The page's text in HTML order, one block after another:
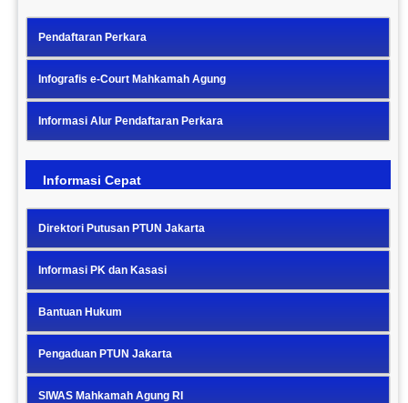
Pendaftaran Perkara
Infografis e-Court Mahkamah Agung
Informasi Alur Pendaftaran Perkara
Informasi Cepat
Direktori Putusan PTUN Jakarta
Informasi PK dan Kasasi
Bantuan Hukum
Pengaduan PTUN Jakarta
SIWAS Mahkamah Agung RI